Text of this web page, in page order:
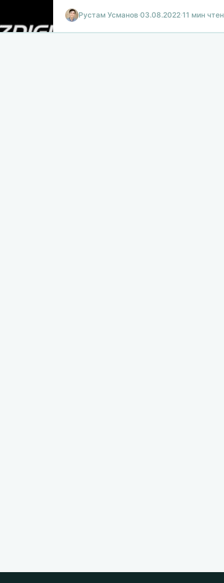
большому количеству телеканалов,…
Рустам Усманов·03.08.2022·11 мин